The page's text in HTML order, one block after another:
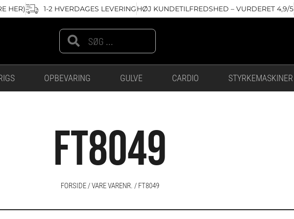
HER) 1-2 HVERDAGES LEVERINGHØJ KUNDETILFREDSHED – VURDERET 4,9/5
Search
OPBEVARING GULVE CARDIO STYRKEMASKINER
FT8049
FORSIDE/ VARE VARENR. / FT8049